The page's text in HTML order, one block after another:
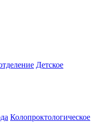
Детское
Колопроктологическое